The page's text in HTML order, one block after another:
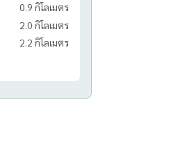
0.9 กิโลเมตร
2.0 กิโลเมตร
2.2 กิโลเมตร